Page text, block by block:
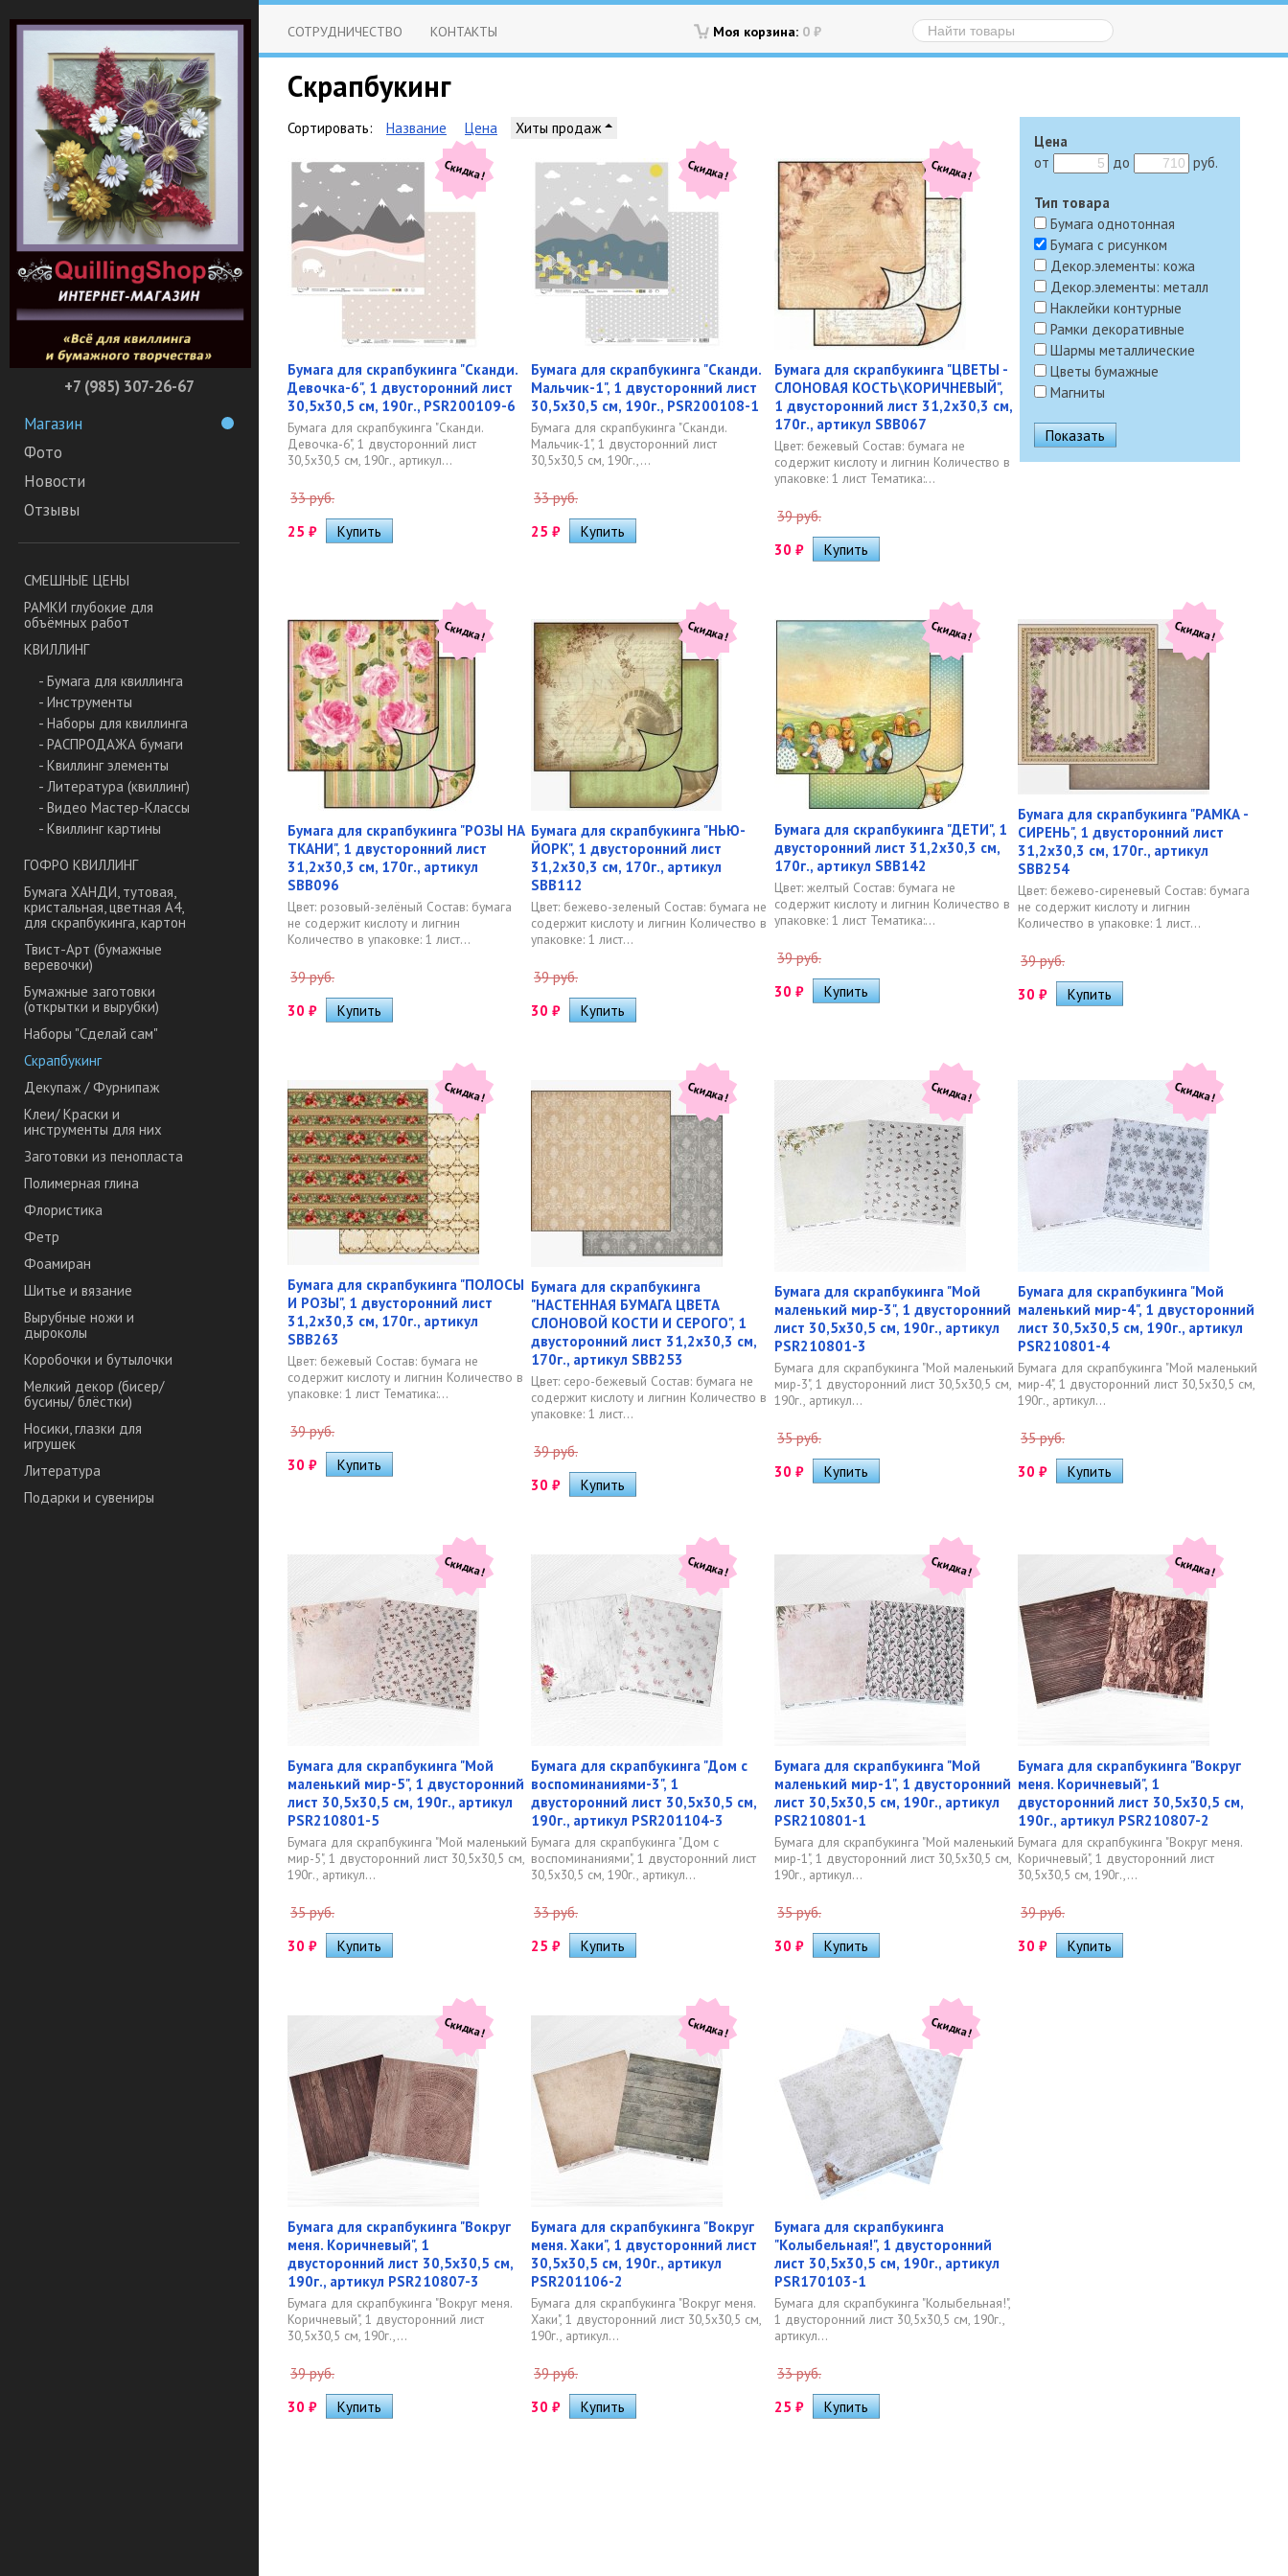
+7 (985) 307-26-67
Магазин
Фото
Новости
Отзывы
СМЕШНЫЕ ЦЕНЫ
РАМКИ глубокие для
объёмных работ
КВИЛЛИНГ
- Бумага для квиллинга
- Инструменты
- Наборы для квиллинга
- РАСПРОДАЖА бумаги
- Квиллинг элементы
- Литература (квиллинг)
- Видео Мастер-Классы
- Квиллинг картины
ГОФРО КВИЛЛИНГ
Бумага ХАНДИ, тутовая,
кристальная, цветная А4,
для скрапбукинга, картон
Твист-Арт (бумажные
веревочки)
Бумажные заготовки
(открытки и вырубки)
Наборы "Сделай сам"
Скрапбукинг
Декупаж / Фурнипаж
Клеи/ Краски и
инструменты для них
Заготовки из пенопласта
Полимерная глина
Флористика
Фетр
Фоамиран
Шитье и вязание
Вырубные ножи и
дыроколы
Коробочки и бутылочки
Мелкий декор (бисер/
бусины/ блёстки)
Носики, глазки для
игрушек
Литература
Подарки и сувениры
Моя корзина: 0 ₽
СОТРУДНИЧЕСТВО КОНТАКТЫ
Скрапбукинг
Цена
от
до руб.
Тип товара
Бумага однотонная
Бумага с рисунком
Декор.элементы: кожа
Декор.элементы: металл
Наклейки контурные
Рамки декоративные
Шармы металлические
Цветы бумажные
Магниты
Сортировать: Название Цена Хиты продаж
Скидка!
Бумага для скрапбукинга "Сканди.
Девочка-6", 1 двусторонний лист
30,5х30,5 см, 190г., PSR200109-6
Бумага для скрапбукинга "Сканди.
Девочка-6", 1 двусторонний лист
30,5х30,5 см, 190г., артикул...
33 руб.
25 ₽
Скидка!
Бумага для скрапбукинга "Сканди.
Мальчик-1", 1 двусторонний лист
30,5х30,5 см, 190г., PSR200108-1
Бумага для скрапбукинга "Сканди.
Мальчик-1", 1 двусторонний лист
30,5х30,5 см, 190г.,...
33 руб.
25 ₽
Скидка!
Бумага для скрапбукинга "ЦВЕТЫ -
СЛОНОВАЯ КОСТЬ\КОРИЧНЕВЫЙ",
1 двусторонний лист 31,2х30,3 см,
170г., артикул SBB067
Цвет: бежевый Состав: бумага не
содержит кислоту и лигнин Количество в
упаковке: 1 лист Тематика:...
39 руб.
30 ₽
Скидка!
Бумага для скрапбукинга "РОЗЫ НА
ТКАНИ", 1 двусторонний лист
31,2х30,3 см, 170г., артикул
SBB096
Цвет: розовый-зелёный Состав: бумага
не содержит кислоту и лигнин
Количество в упаковке: 1 лист...
39 руб.
30 ₽
Скидка!
Бумага для скрапбукинга "НЬЮ-
ЙОРК", 1 двусторонний лист
31,2х30,3 см, 170г., артикул
SBB112
Цвет: бежево-зеленый Состав: бумага не
содержит кислоту и лигнин Количество в
упаковке: 1 лист...
39 руб.
30 ₽
Скидка!
Бумага для скрапбукинга "ДЕТИ", 1
двусторонний лист 31,2х30,3 см,
170г., артикул SBB142
Цвет: желтый Состав: бумага не
содержит кислоту и лигнин Количество в
упаковке: 1 лист Тематика:...
39 руб.
30 ₽
Скидка!
Бумага для скрапбукинга "РАМКА -
СИРЕНЬ", 1 двусторонний лист
31,2х30,3 см, 170г., артикул
SBB254
Цвет: бежево-сиреневый Состав: бумага
не содержит кислоту и лигнин
Количество в упаковке: 1 лист...
39 руб.
30 ₽
Скидка!
Бумага для скрапбукинга "ПОЛОСЫ
И РОЗЫ", 1 двусторонний лист
31,2х30,3 см, 170г., артикул
SBB263
Цвет: бежевый Состав: бумага не
содержит кислоту и лигнин Количество в
упаковке: 1 лист Тематика:...
39 руб.
30 ₽
Скидка!
Бумага для скрапбукинга
"НАСТЕННАЯ БУМАГА ЦВЕТА
СЛОНОВОЙ КОСТИ И СЕРОГО", 1
двусторонний лист 31,2х30,3 см,
170г., артикул SBB253
Цвет: серо-бежевый Состав: бумага не
содержит кислоту и лигнин Количество в
упаковке: 1 лист...
39 руб.
30 ₽
Скидка!
Бумага для скрапбукинга "Мой
маленький мир-3", 1 двусторонний
лист 30,5х30,5 см, 190г., артикул
PSR210801-3
Бумага для скрапбукинга "Мой маленький
мир-3", 1 двусторонний лист 30,5х30,5 см,
190г., артикул...
35 руб.
30 ₽
Скидка!
Бумага для скрапбукинга "Мой
маленький мир-4", 1 двусторонний
лист 30,5х30,5 см, 190г., артикул
PSR210801-4
Бумага для скрапбукинга "Мой маленький
мир-4", 1 двусторонний лист 30,5х30,5 см,
190г., артикул...
35 руб.
30 ₽
Скидка!
Бумага для скрапбукинга "Мой
маленький мир-5", 1 двусторонний
лист 30,5х30,5 см, 190г., артикул
PSR210801-5
Бумага для скрапбукинга "Мой маленький
мир-5", 1 двусторонний лист 30,5х30,5 см,
190г., артикул...
35 руб.
30 ₽
Скидка!
Бумага для скрапбукинга "Дом с
воспоминаниями-3", 1
двусторонний лист 30,5х30,5 см,
190г., артикул PSR201104-3
Бумага для скрапбукинга "Дом с
воспоминаниями", 1 двусторонний лист
30,5х30,5 см, 190г., артикул...
33 руб.
25 ₽
Скидка!
Бумага для скрапбукинга "Мой
маленький мир-1", 1 двусторонний
лист 30,5х30,5 см, 190г., артикул
PSR210801-1
Бумага для скрапбукинга "Мой маленький
мир-1", 1 двусторонний лист 30,5х30,5 см,
190г., артикул...
35 руб.
30 ₽
Скидка!
Бумага для скрапбукинга "Вокруг
меня. Коричневый", 1
двусторонний лист 30,5х30,5 см,
190г., артикул PSR210807-2
Бумага для скрапбукинга "Вокруг меня.
Коричневый", 1 двусторонний лист
30,5х30,5 см, 190г.,...
39 руб.
30 ₽
Скидка!
Бумага для скрапбукинга "Вокруг
меня. Коричневый", 1
двусторонний лист 30,5х30,5 см,
190г., артикул PSR210807-3
Бумага для скрапбукинга "Вокруг меня.
Коричневый", 1 двусторонний лист
30,5х30,5 см, 190г.,...
39 руб.
30 ₽
Скидка!
Бумага для скрапбукинга "Вокруг
меня. Хаки", 1 двусторонний лист
30,5х30,5 см, 190г., артикул
PSR201106-2
Бумага для скрапбукинга "Вокруг меня.
Хаки", 1 двусторонний лист 30,5х30,5 см,
190г., артикул...
39 руб.
30 ₽
Скидка!
Бумага для скрапбукинга
"Колыбельная!", 1 двусторонний
лист 30,5х30,5 см, 190г., артикул
PSR170103-1
Бумага для скрапбукинга "Колыбельная!",
1 двусторонний лист 30,5х30,5 см, 190г.,
артикул...
33 руб.
25 ₽